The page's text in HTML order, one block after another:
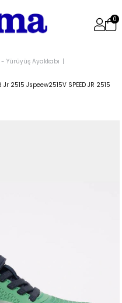
0
- Yürüyüş Ayakkabı
2515 Jspeew2515V SPEED JR 2515